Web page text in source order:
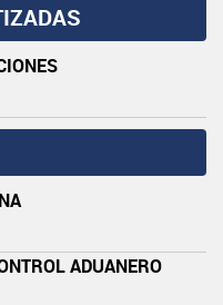
ADUANERO